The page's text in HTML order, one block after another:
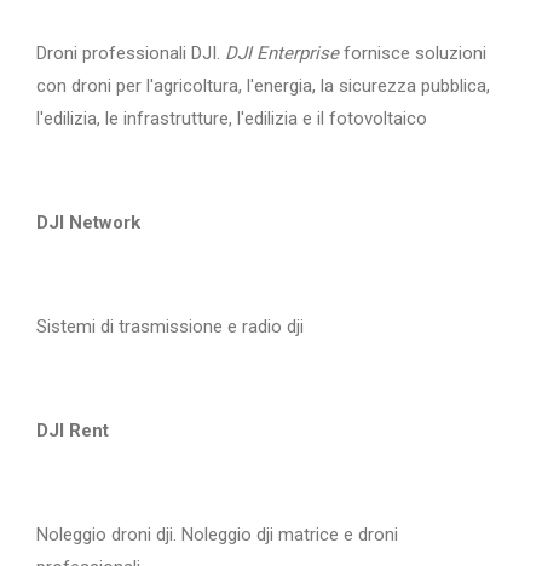
Droni professionali DJI. DJI Enterprisefornisce soluzioni
con droni per l'agricoltura, l'energia, la sicurezza pubblica,
l'edilizia, le infrastrutture, l'edilizia e il fotovoltaico
DJI Network
Sistemi di trasmissione e radio dji
DJI Rent
Noleggio droni dji. Noleggio dji matrice e droni